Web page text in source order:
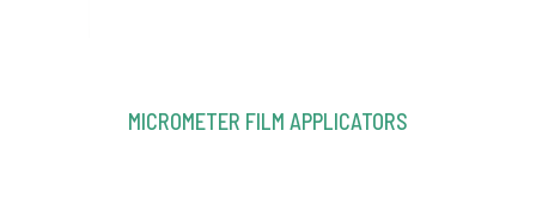
MICROMETER FILM APPLICATORS